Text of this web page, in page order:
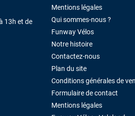
13h et de
Mentions légales
Qui sommes-nous ?
Funway Vélos
Notre histoire
Contactez-nous
Plan du site
Conditions générales de
Formulaire de contact
Mentions légales
Maronui RICHMOND
J'ai acheté une voile d'occasion
été rapide. La voile est arrivée en
VOIR TOUS LES AVIS